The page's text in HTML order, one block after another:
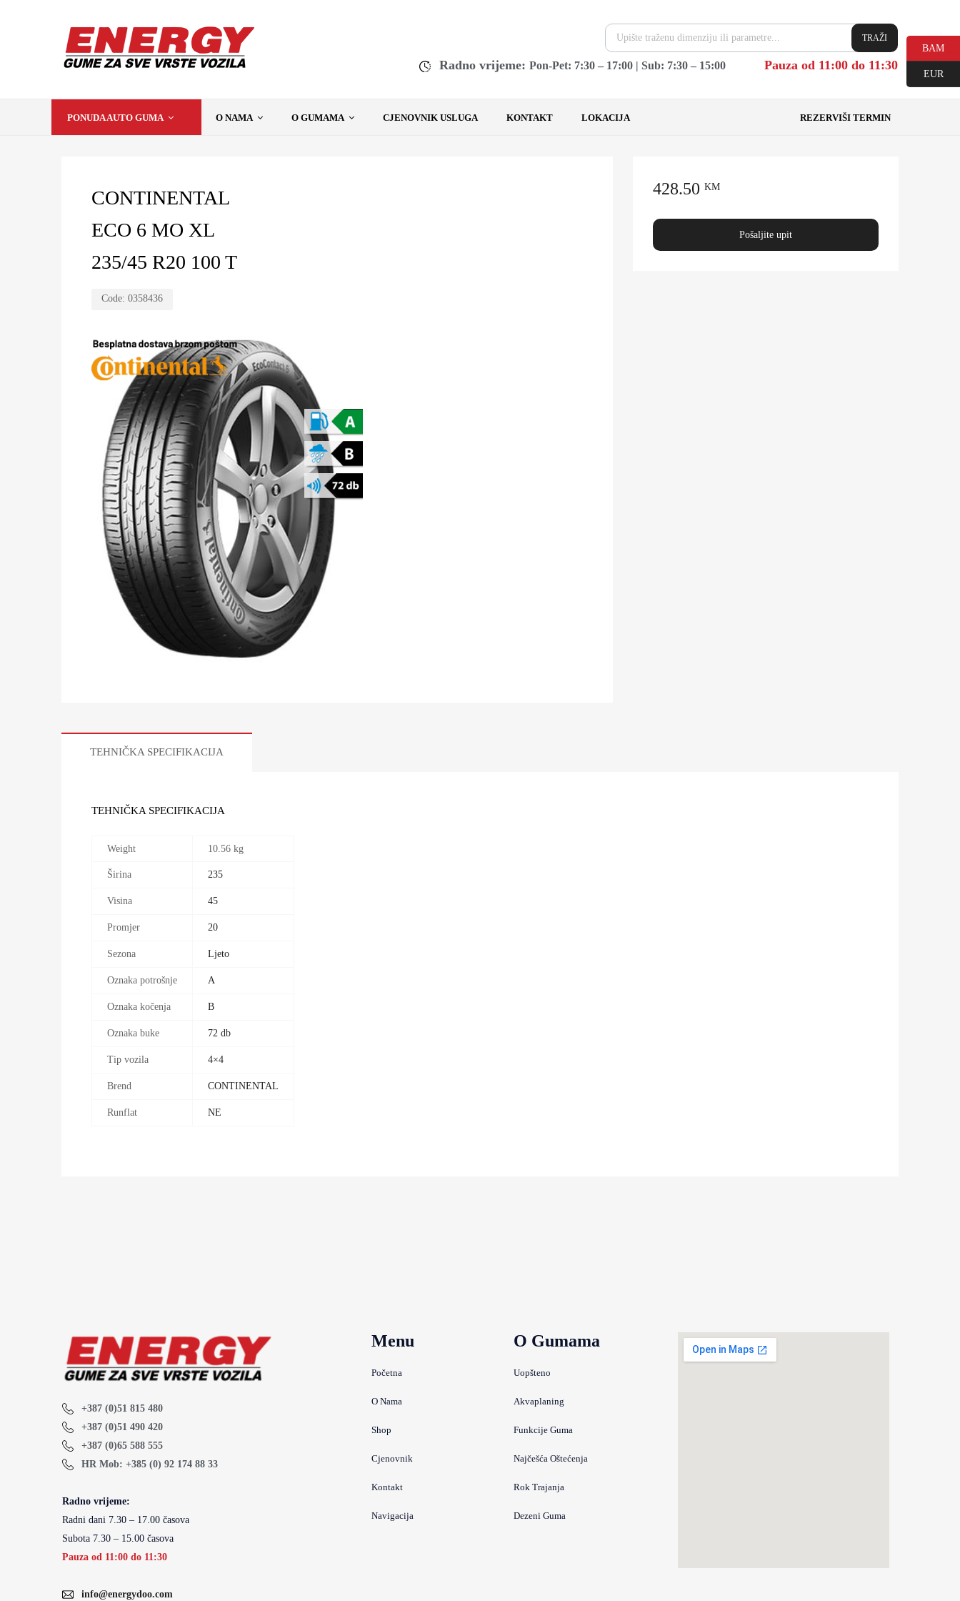
TRAŽI
Radno vrijeme: Pon-Pet: 7:30 – 17:00 | Sub: 7:30 – 15:00 Pauza od 11:00 do 11:30
PONUDA AUTO GUMA O NAMA O GUMAMA CJENOVNIK USLUGA KONTAKT LOKACIJA REZERVIŠI TERMIN
CONTINENTAL
ECO 6 MO XL
235/45 R20 100 T
Code: 0358436
428.50 KM
Pošaljite upit
TEHNIČKA SPECIFIKACIJA
TEHNIČKA SPECIFIKACIJA
Weight 10.56 kg
Širina 235
Visina 45
Promjer 20
Sezona Ljeto
Oznaka potrošnje A
Oznaka kočenja B
Oznaka buke 72 db
Tip vozila 4×4
Brend CONTINENTAL
Runflat NE
+387 (0)51 815 480
+387 (0)51 490 420
+387 (0)65 588 555
HR Mob: +385 (0) 92 174 88 33
Radno vrijeme:
Radni dani 7.30 – 17.00 časova
Subota 7.30 – 15.00 časova
Pauza od 11:00 do 11:30
info@energydoo.com
Menu
Početna
O Nama
Shop
Cjenovnik
Kontakt
Navigacija
O Gumama
Uopšteno
Akvaplaning
Funkcije Guma
Najčešća Oštećenja
Rok Trajanja
Dezeni Guma
BAM
EUR